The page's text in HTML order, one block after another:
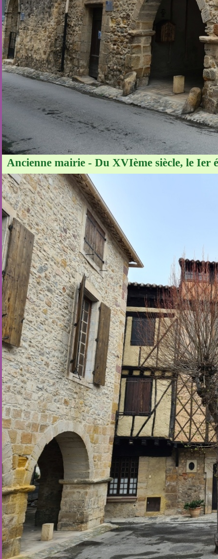
Ancienne mairie - Du XVIème siècle, le Ier